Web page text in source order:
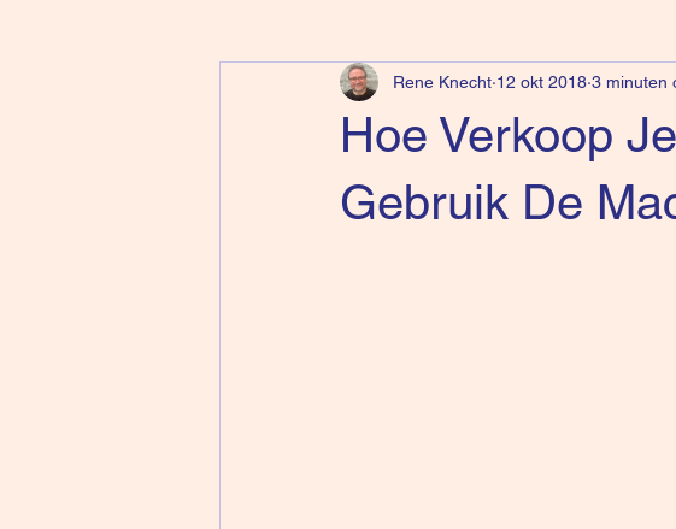
Hoe Verkoop
Gebruik De
Rene Knecht 12 okt 2018 3 minuten